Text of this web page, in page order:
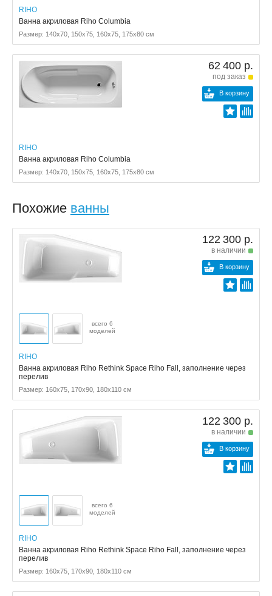
RIHO
Ванна акриловая Riho Columbia
Размер: 140x70, 150x75, 160x75, 175x80 см
62 400 р.
под заказ
В корзину
RIHO
Ванна акриловая Riho Columbia
Размер: 140x70, 150x75, 160x75, 175x80 см
Похожие ванны
122 300 р.
в наличии
В корзину
всего 6
моделей
RIHO
Ванна акриловая Riho Rethink Space Riho Fall, заполнение через
перелив
Размер: 160x75, 170x90, 180x110 см
122 300 р.
в наличии
В корзину
всего 6
моделей
RIHO
Ванна акриловая Riho Rethink Space Riho Fall, заполнение через
перелив
Размер: 160x75, 170x90, 180x110 см